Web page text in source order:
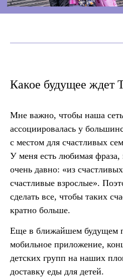
Какое будущее ждет
Мне важно, чтобы наша
ассоциировалась у
с местом для счастливых
У меня есть любимая
очень давно: «из
счастливые взрослые».
сделать все, чтобы таких
кратно больше.
Еще в ближайшем будущем
мобильное приложение,
детских групп на наших
доставку еды для детей.